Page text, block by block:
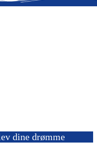
dine drømme